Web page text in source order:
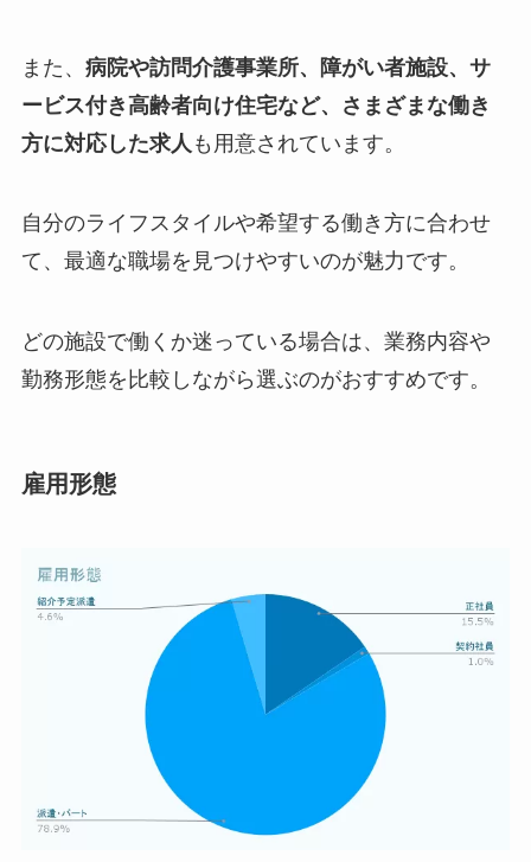
また、 病院や訪問介護事業所、障がい者施設、サ
ービス付き高齢者向け住宅など、さまざまな働き
方に対応した求人 も用意されています。
自分のライフスタイルや希望する働き方に合わせ
て、最適な職場を見つけやすいのが魅力です。
どの施設で働くか迷っている場合は、業務内容や
勤務形態を比較しながら選ぶのがおすすめです。
雇用形態